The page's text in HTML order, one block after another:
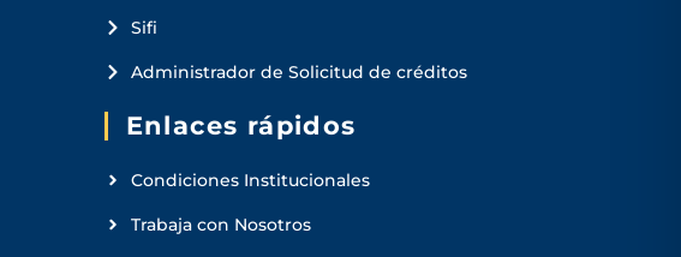
Sifi
Administrador de Solicitud de créditos
Enlaces rápidos
Condiciones Institucionales
Trabaja con Nosotros